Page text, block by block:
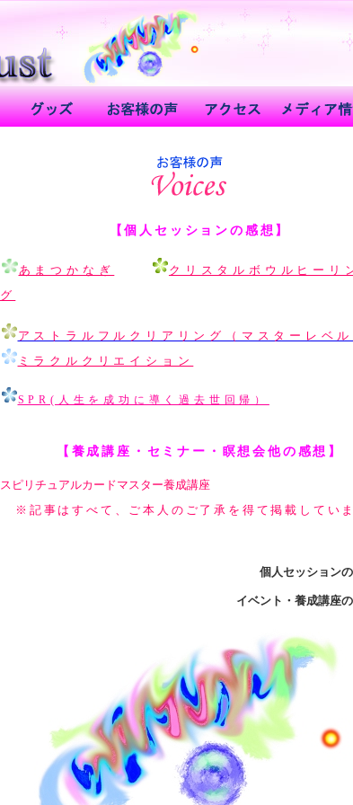
【個人セッションの感想】
あまつかなぎ
クリスタルボウルヒーリ
グ
アストラルフルクリアリング（マスターレベ
ミラクルクリエイション
SPR(人生を成功に導く過去世回帰）
【養成講座・セミナー・瞑想会他の感想】
スピリチュアルカードマスター養成講座
※記事はすべて、ご本人のご了承を得て掲載してい
個人セッション
イベント・養成講座